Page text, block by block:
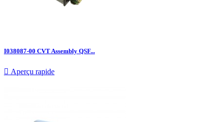
I038087-00 CVT Assembly QSF...
 Aperçu rapide